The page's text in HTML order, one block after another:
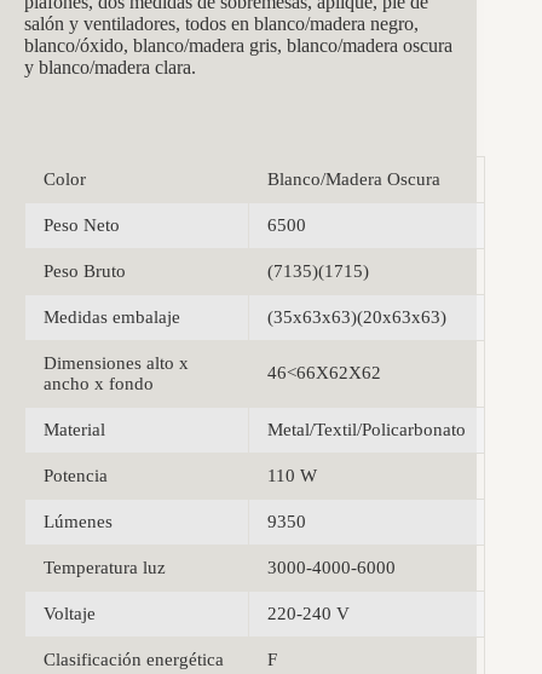
salón y ventiladores, todos en blanco/madera negro,
blanco/óxido, blanco/madera gris, blanco/madera oscura
y blanco/madera clara.
Color Blanco/Madera Oscura
Peso Neto 6500
Peso Bruto (7135)(1715)
Medidas embalaje (35x63x63)(20x63x63)
Dimensiones alto x
ancho x fondo
46<66X62X62
Material Metal/Textil/Policarbonato
Potencia 110 W
Lúmenes 9350
Temperatura luz 3000-4000-6000
Voltaje 220-240 V
Clasificación energética F